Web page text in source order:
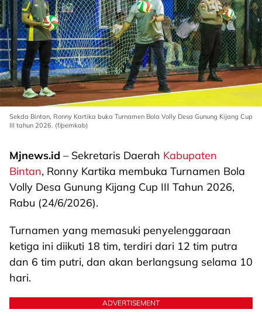
Sekda Bintan, Ronny Kartika buka Turnamen Bola Volly Desa Gunung Kijang Cup
III tahun 2026. (f/pemkab)
Mjnews.id – Sekretaris Daerah Kabupaten
Bintan, Ronny Kartika membuka Turnamen Bola
Volly Desa Gunung Kijang Cup III Tahun 2026,
Rabu (24/6/2026).
Turnamen yang memasuki penyelenggaraan
ketiga ini diikuti 18 tim, terdiri dari 12 tim putra
dan 6 tim putri, dan akan berlangsung selama 10
hari.
ADVERTISEMENT